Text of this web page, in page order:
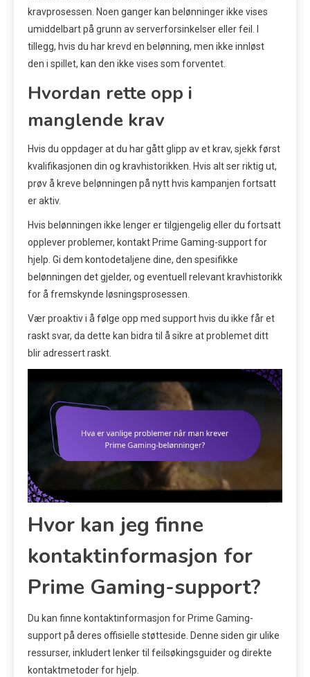
kravprosessen. Noen ganger kan belønninger ikke vises
umiddelbart på grunn av serverforsinkelser eller feil. I
tillegg, hvis du har krevd en belønning, men ikke innløst
den i spillet, kan den ikke vises som forventet.
Hvordan rette opp i
manglende krav
Hvis du oppdager at du har gått glipp av et krav, sjekk først
kvalifikasjonen din og kravhistorikken. Hvis alt ser riktig ut,
prøv å kreve belønningen på nytt hvis kampanjen fortsatt
er aktiv.
Hvis belønningen ikke lenger er tilgjengelig eller du fortsatt
opplever problemer, kontakt Prime Gaming-support for
hjelp. Gi dem kontodetaljene dine, den spesifikke
belønningen det gjelder, og eventuell relevant kravhistorikk
for å fremskynde løsningsprosessen.
Vær proaktiv i å følge opp med support hvis du ikke får et
raskt svar, da dette kan bidra til å sikre at problemet ditt
blir adressert raskt.
Hvor kan jeg finne
kontaktinformasjon for
Prime Gaming-support?
Du kan finne kontaktinformasjon for Prime Gaming-
support på deres offisielle støtteside. Denne siden gir ulike
ressurser, inkludert lenker til feilsøkingsguider og direkte
kontaktmetoder for hjelp.